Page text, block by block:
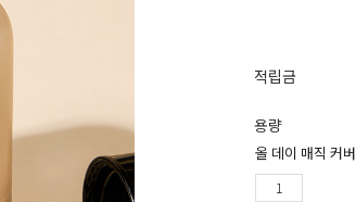
적립금
용량
올 데이 매직 커버